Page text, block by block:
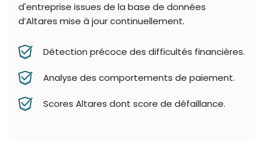
d'entreprise issues de la base de données
d’Altares mise à jour continuellement.
Détection précoce des difficultés financières.
Analyse des comportements de paiement.
Scores Altares dont score de défaillance.